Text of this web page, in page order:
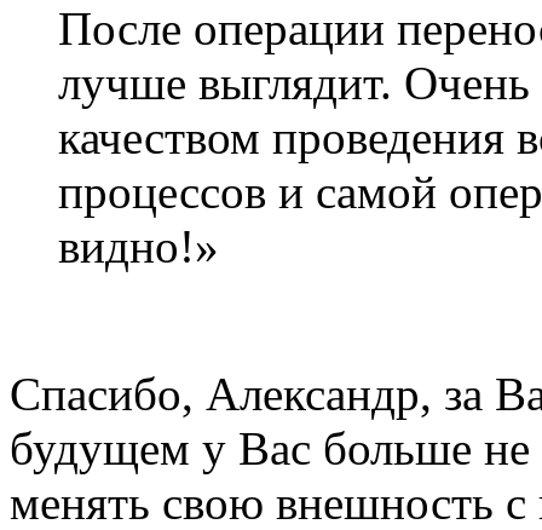
После операции
лучше выглядит.
качеством проведения
процессов и самой
видно!»
Спасибо, Александр, за
будущем у Вас больше не
менять свою внешность